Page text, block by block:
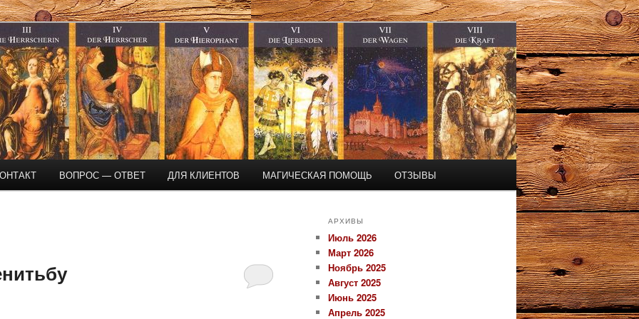
помощь
ВОПРОС — ОТВЕТ ДЛЯ КЛИЕНТОВ МАГИЧЕСКАЯ ПОМОЩЬ ОТЗЫВЫ
АРХИВЫ
Июль 2026
Март 2026
Ноябрь 2025
Август 2025
Июнь 2025
Апрель 2025